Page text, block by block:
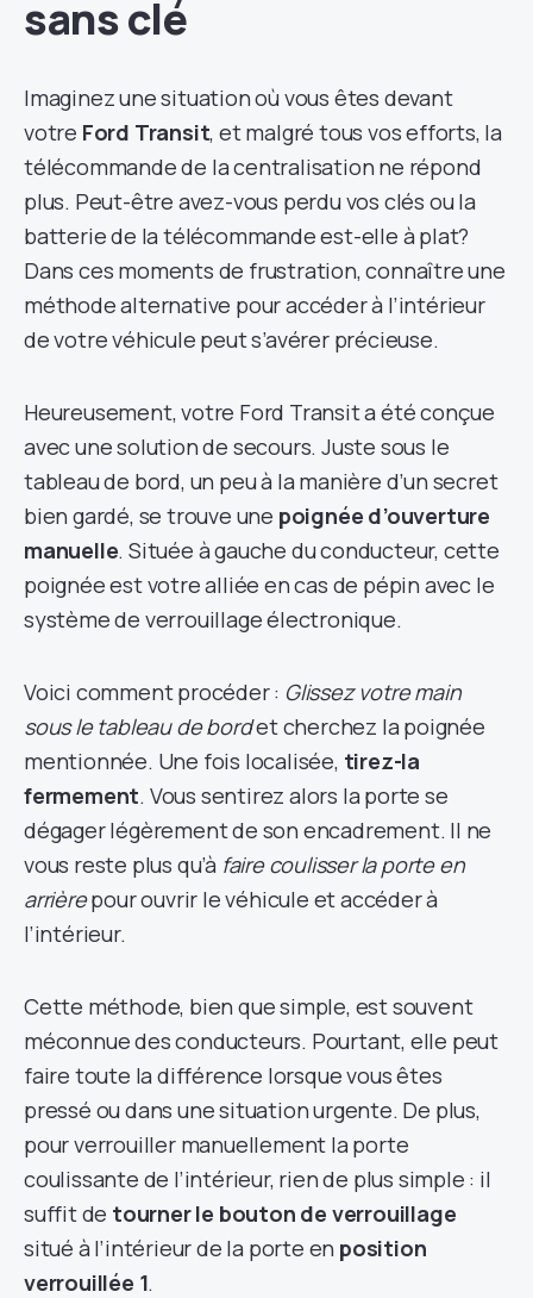
sans clé
Imaginez une situation où vous êtes devant
votre Ford Transit, et malgré tous vos efforts, la
télécommande de la centralisation ne répond
plus. Peut-être avez-vous perdu vos clés ou la
batterie de la télécommande est-elle à plat?
Dans ces moments de frustration, connaître une
méthode alternative pour accéder à l’intérieur
de votre véhicule peut s’avérer précieuse.
Heureusement, votre Ford Transit a été conçue
avec une solution de secours. Juste sous le
tableau de bord, un peu à la manière d’un secret
bien gardé, se trouve une poignée d’ouverture
manuelle. Située à gauche du conducteur, cette
poignée est votre alliée en cas de pépin avec le
système de verrouillage électronique.
Voici comment procéder : Glissez votre main
sous le tableau de bordet cherchez la poignée
mentionnée. Une fois localisée, tirez-la
fermement. Vous sentirez alors la porte se
dégager légèrement de son encadrement. Il ne
vous reste plus qu’à faire coulisser la porte en
arrièrepour ouvrir le véhicule et accéder à
l’intérieur.
Cette méthode, bien que simple, est souvent
méconnue des conducteurs. Pourtant, elle peut
faire toute la différence lorsque vous êtes
pressé ou dans une situation urgente. De plus,
pour verrouiller manuellement la porte
coulissante de l’intérieur, rien de plus simple : il
suffit de tourner le bouton de verrouillage
situé à l’intérieur de la porte en position
verrouillée 1.